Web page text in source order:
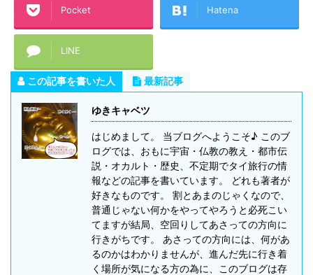
Pocket Hatena
LINE
この記事を書いた人 最新記事
ゆきキャベツ
はじめまして。 当ブログへようこそ♪ このブ
ログでは、おもに宇宙・仏教の教え・都市伝
説・オカルト・歴史、不定期でタイ旅行の情
報などの記事を書いています。 どれも著者が
好きなものです。 割とあまのじゃくなので、
普通じゃない何かをやってやろうと必死こい
てますが結局、空回りしてあさっての方向に
行きがちです。 あさっての方向には、何があ
るのかはわかりませんが、進んだ先に行き着
く場所が気になる方の為に、このブログは存